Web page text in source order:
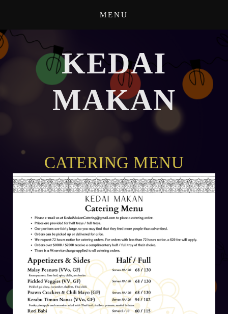
KEDAI
MAKAN
CATERING MENU